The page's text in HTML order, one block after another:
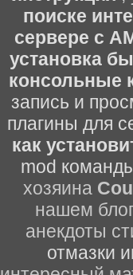
поиске
сервере с
установка
консольные
запись и
плагины для
как
mod
хозяина
нашем
анекдоты
отмазки